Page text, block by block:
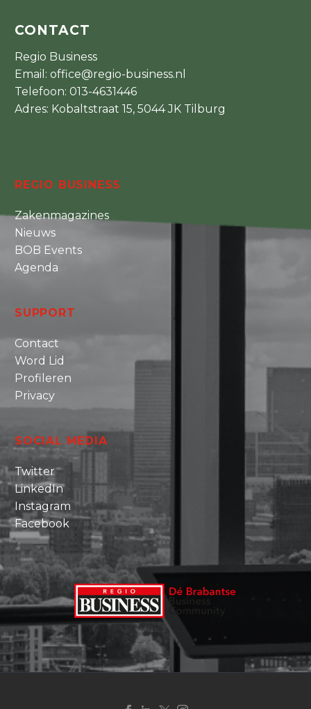
CONTACT
Regio Business
Email: office@regio-business.nl
Telefoon: 013-4631446
Adres: Kobaltstraat 15, 5044 JK Tilburg
REGIO BUSINESS
Zakenmagazines
Nieuws
BOB Events
Agenda
SUPPORT
Contact
Word Lid
Profileren
Privacy
SOCIAL MEDIA
Twitter
LinkedIn
Instagram
Facebook